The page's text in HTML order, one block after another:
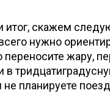
итог, скажем
нужно
жару,
в
планируете